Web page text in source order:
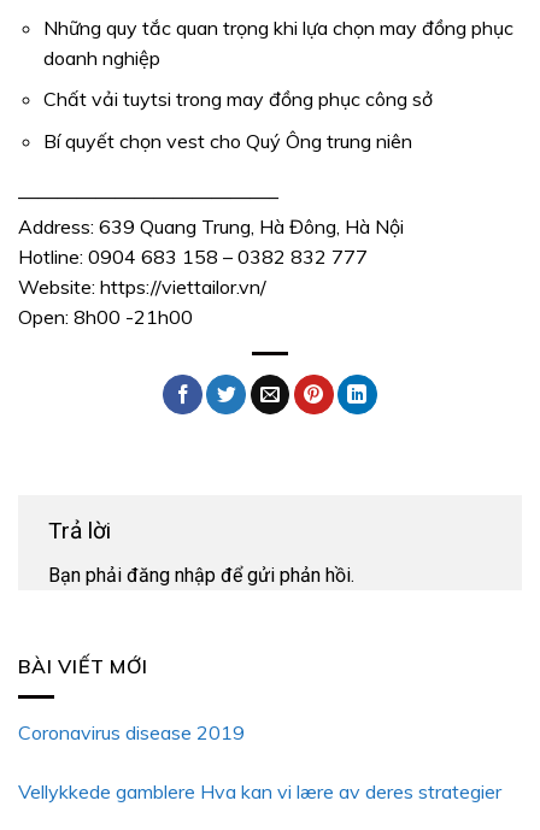
BÀI VIẾT MỚI
Coronavirus disease 2019
Vellykkede gamblere Hva kan vi lære av deres strategier
Những quy tắc quan trọng khi lựa chọn may đồng phục
doanh nghiệp
Chất vải tuytsi trong may đồng phục công sở
Bí quyết chọn vest cho Quý Ông trung niên
—————————————–
Address: 639 Quang Trung, Hà Đông, Hà Nội
Hotline: 0904 683 158 – 0382 832 777
Website: https://viettailor.vn/
Open: 8h00 -21h00
Trả lời
Bạn phải đăng nhập để gửi phản hồi.